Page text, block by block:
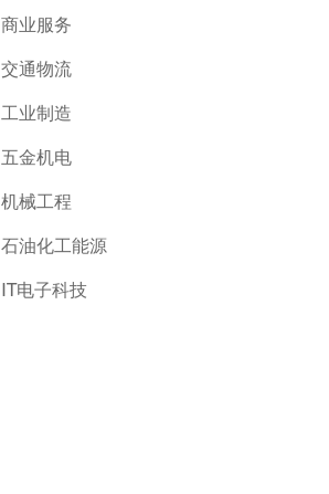
商业服务
交通物流
工业制造
五金机电
机械工程
石油化工能源
IT电子科技